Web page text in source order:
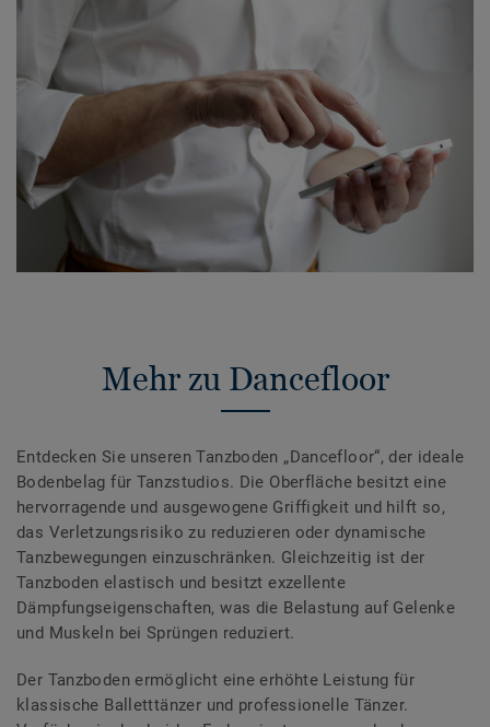
Mehr zu Dancefloor
Entdecken Sie unseren Tanzboden „Dancefloor“, der ideale
Bodenbelag für Tanzstudios. Die Oberfläche besitzt eine
hervorragende und ausgewogene Griffigkeit und hilft so,
das Verletzungsrisiko zu reduzieren oder dynamische
Tanzbewegungen einzuschränken. Gleichzeitig ist der
Tanzboden elastisch und besitzt exzellente
Dämpfungseigenschaften, was die Belastung auf Gelenke
und Muskeln bei Sprüngen reduziert.
Der Tanzboden ermöglicht eine erhöhte Leistung für
klassische Balletttänzer und professionelle Tänzer.